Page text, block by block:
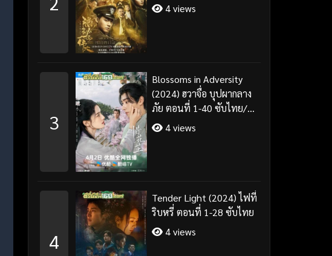
4 views
3
Blossoms in Adversity
(2024) ฮวาจื่อ บุปผากลาง
ภัย ตอนที่ 1-40 ซับไทย/
พากย์ไทย
4 views
4
Tender Light (2024) ไฟที่
ริบหรี่ ตอนที่ 1-28 ซับไทย
4 views